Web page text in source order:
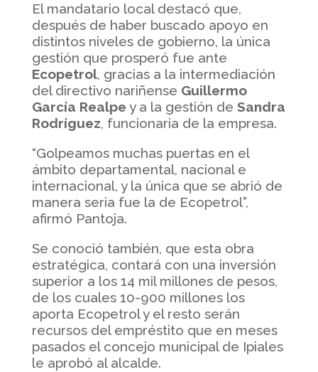
El mandatario local destacó que,
después de haber buscado apoyo en
distintos niveles de gobierno, la única
gestión que prosperó fue ante
Ecopetrol, gracias a la intermediación
del directivo nariñense Guillermo
García Realpe y a la gestión de Sandra
Rodríguez, funcionaria de la empresa.
“Golpeamos muchas puertas en el
ámbito departamental, nacional e
internacional, y la única que se abrió de
manera seria fue la de Ecopetrol”,
afirmó Pantoja.
Se conoció también, que esta obra
estratégica, contará con una inversión
superior a los 14 mil millones de pesos,
de los cuales 10-900 millones los
aporta Ecopetrol y el resto serán
recursos del empréstito que en meses
pasados el concejo municipal de Ipiales
le aprobó al alcalde.